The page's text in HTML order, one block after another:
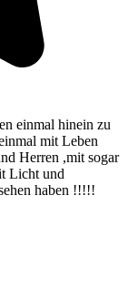
einmal hinein zu
mit Leben
Herren ,mit sogar
Licht und
haben !!!!!